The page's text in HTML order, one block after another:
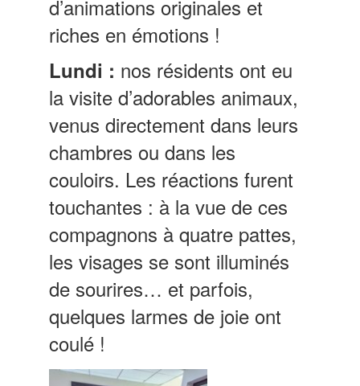
d’animations originales et
riches en émotions !
Lundi : nos résidents ont eu
la visite d’adorables animaux,
venus directement dans leurs
chambres ou dans les
couloirs. Les réactions furent
touchantes : à la vue de ces
compagnons à quatre pattes,
les visages se sont illuminés
de sourires… et parfois,
quelques larmes de joie ont
coulé !